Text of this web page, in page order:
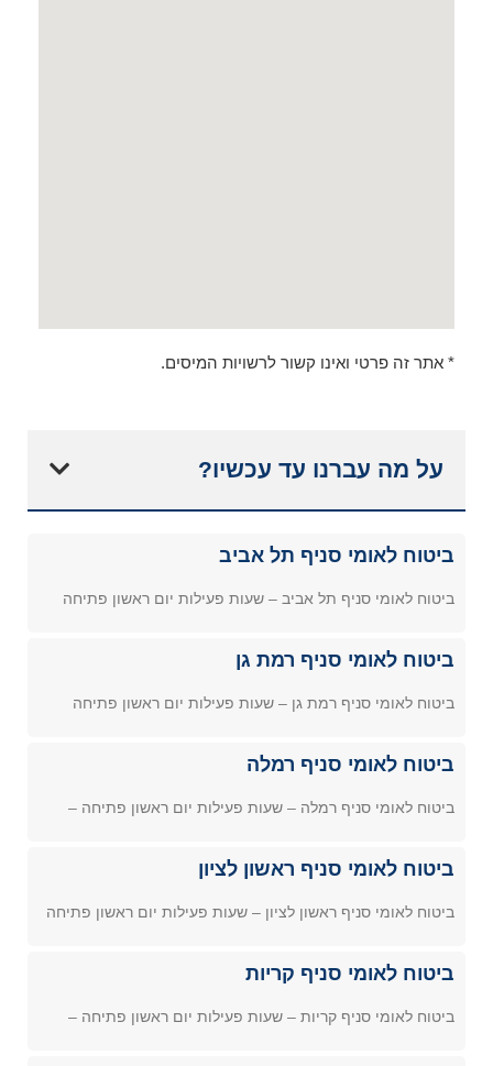
* אתר זה פרטי ואינו קשור לרשויות המיסים.
על מה עברנו עד עכשיו?
ביטוח לאומי סניף תל אביב
ביטוח לאומי סניף תל אביב – שעות פעילות יום ראשון פתיחה
ביטוח לאומי סניף רמת גן
ביטוח לאומי סניף רמת גן – שעות פעילות יום ראשון פתיחה
ביטוח לאומי סניף רמלה
ביטוח לאומי סניף רמלה – שעות פעילות יום ראשון פתיחה –
ביטוח לאומי סניף ראשון לציון
ביטוח לאומי סניף ראשון לציון – שעות פעילות יום ראשון פתיחה
ביטוח לאומי סניף קריות
ביטוח לאומי סניף קריות – שעות פעילות יום ראשון פתיחה –